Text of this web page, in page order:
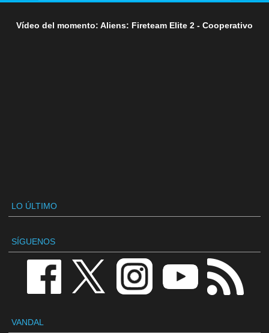
Vídeo del momento: Aliens: Fireteam Elite 2 - Cooperativo
LO ÚLTIMO
SÍGUENOS
VANDAL